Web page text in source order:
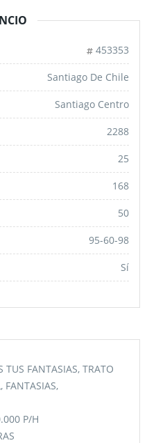
453353
Santiago De Chile
Santiago Centro
2288
25
168
50
95-60-98
Sí
TUS FANTASIAS, TRATO
FANTASIAS,
P/H